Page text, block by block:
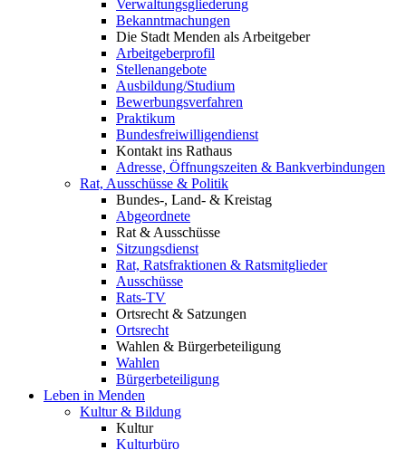
Verwaltungsgliederung
Bekanntmachungen
Die Stadt Menden als Arbeitgeber
Arbeitgeberprofil
Stellenangebote
Ausbildung/Studium
Bewerbungsverfahren
Praktikum
Bundesfreiwilligendienst
Kontakt ins Rathaus
Adresse, Öffnungszeiten & Bankverbindungen
Rat, Ausschüsse & Politik
Bundes-, Land- & Kreistag
Abgeordnete
Rat & Ausschüsse
Sitzungsdienst
Rat, Ratsfraktionen & Ratsmitglieder
Ausschüsse
Rats-TV
Ortsrecht & Satzungen
Ortsrecht
Wahlen & Bürgerbeteiligung
Wahlen
Bürgerbeteiligung
Leben in Menden
Kultur & Bildung
Kultur
Kulturbüro